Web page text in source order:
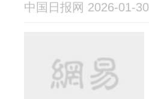
中国日报网 2026-01-30